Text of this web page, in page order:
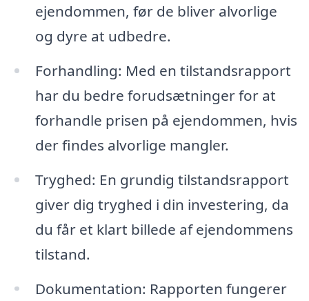
ejendommen, før de bliver alvorlige
og dyre at udbedre.
Forhandling: Med en tilstandsrapport
har du bedre forudsætninger for at
forhandle prisen på ejendommen, hvis
der findes alvorlige mangler.
Tryghed: En grundig tilstandsrapport
giver dig tryghed i din investering, da
du får et klart billede af ejendommens
tilstand.
Dokumentation: Rapporten fungerer